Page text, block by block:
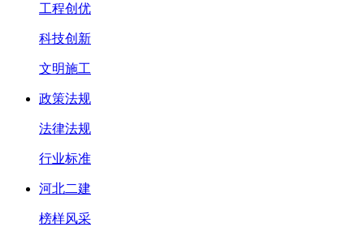
工程创优
科技创新
文明施工
政策法规
法律法规
行业标准
河北二建
榜样风采